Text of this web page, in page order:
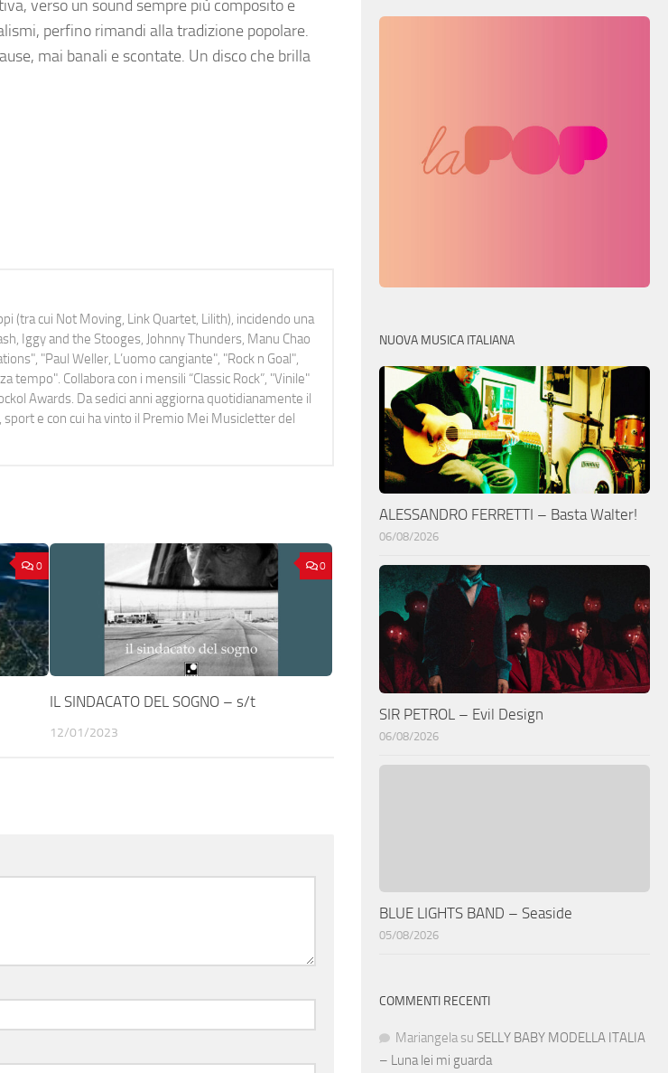
verso un sound sempre più composito e
perfino rimandi alla tradizione popolare.
mai banali e scontate. Un disco che brilla
(tra cui Not Moving, Link Quartet, Lilith), incidendo una
Iggy and the Stooges, Johnny Thunders, Manu Chao
"Paul Weller, L’uomo cangiante", "Rock n Goal",
tempo". Collabora con i mensili “Classic Rock”, "Vinile"
Awards. Da sedici anni aggiorna quotidianamente il
e con cui ha vinto il Premio Mei Musicletter del
0 0
IL SINDACATO DEL SOGNO – s/t
12/01/2023
NUOVA MUSICA ITALIANA
ALESSANDRO FERRETTI – Basta Walter!
06/08/2026
SIR PETROL – Evil Design
06/08/2026
BLUE LIGHTS BAND – Seaside
05/08/2026
COMMENTI RECENTI
Mariangela su SELLY BABY MODELLA ITALIA
– Luna lei mi guarda